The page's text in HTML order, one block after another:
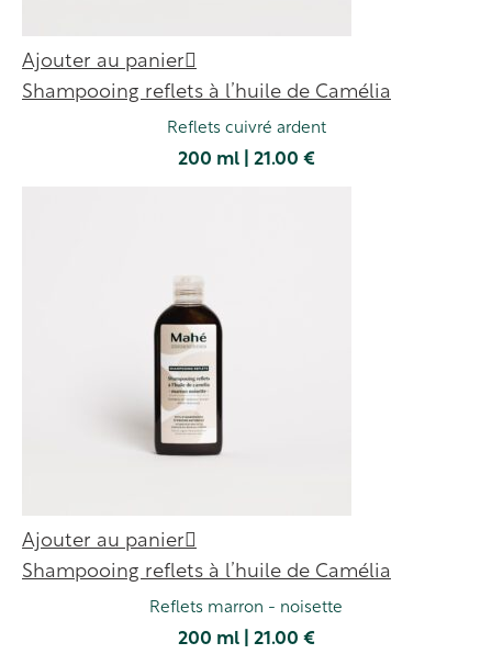
Ajouter au panier
Shampooing reflets à l’huile de Camélia
Reflets cuivré ardent
200 ml | 21.00 €
Ajouter au panier
Shampooing reflets à l’huile de Camélia
Reflets marron - noisette
200 ml | 21.00 €